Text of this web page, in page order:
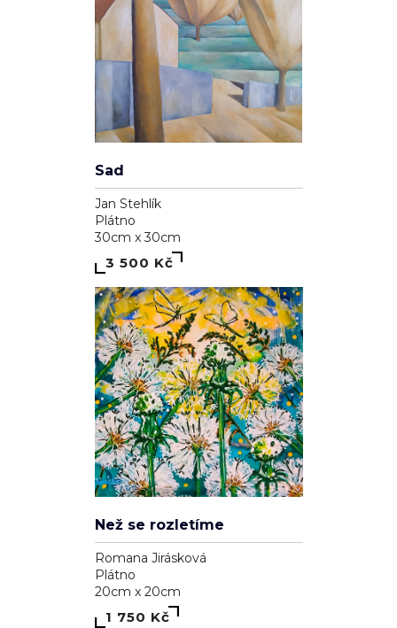
Sad
Jan Stehlík
Plátno
30cm x 30cm
3 500 Kč
Než se rozletíme
Romana Jirásková
Plátno
20cm x 20cm
1 750 Kč